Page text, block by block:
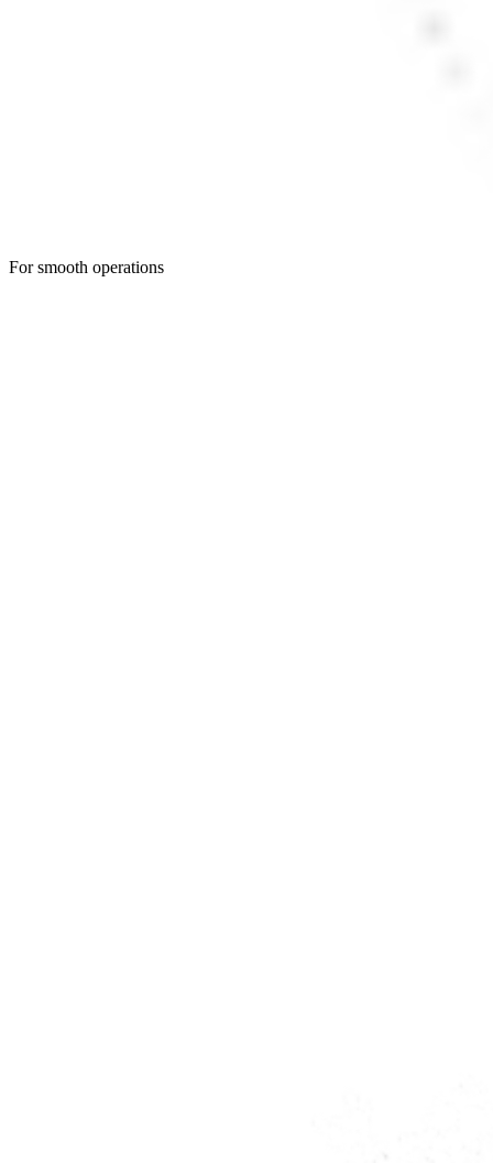
For smooth operations